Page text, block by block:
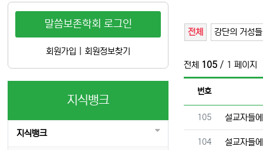
전체 강단의 거성들
전체 105 / 1 페이지
번호
번호
105 설교자들
번호
104 설교자들
말씀보존학회 로그인
회원가입 회원정보찾기
지식뱅크
지식뱅크